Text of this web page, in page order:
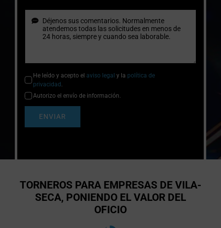
He leído y acepto el aviso legal y la política de
privacidad .
Autorizo el envío de información.
ENVIAR
TORNEROS PARA EMPRESAS DE VILA-
SECA, PONIENDO EL VALOR DEL
OFICIO